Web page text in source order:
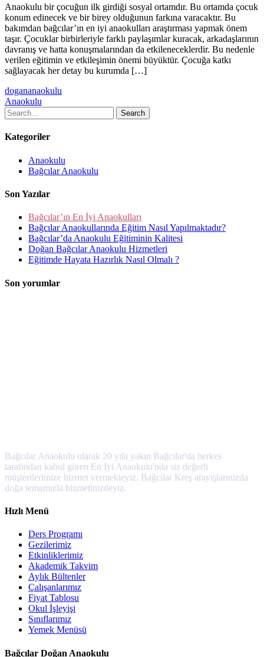
Anaokulu bir çocuğun ilk girdiği sosyal ortamdır. Bu ortamda çocuk
konum edinecek ve bir birey olduğunun farkına varacaktır. Bu
bakımdan bağcılar’ın en iyi anaokulları araştırması yapmak önem
taşır. Çocuklar birbirleriyle farklı paylaşımlar kuracak, arkadaşlarının
davranış ve hatta konuşmalarından da etkileneceklerdir. Bu nedenle
verilen eğitimin ve etkileşimin önemi büyüktür. Çocuğa katkı
sağlayacak her detay bu kurumda […]
dogananaokulu
Anaokulu
Search
Kategoriler
Anaokulu
Bağcılar Anaokulu
Son Yazılar
Bağcılar’ın En İyi Anaokulları
Bağcılar Anaokullarında Eğitim Nasıl Yapılmaktadır?
Bağcılar’da Anaokulu Eğitiminin Kalitesi
Doğan Bağcılar Anaokulu Hizmetleri
Eğitimde Hayata Hazırlık Nasıl Olmalı ?
Son yorumlar
Bağcılar Anaokulu olarak 20 yıla yakın Bağcılar'da herkes
tarafından kabul gören En İyi Anaokulu'nda siz değerli
müşterilerimize hizmet vermekteyiz. Bağcılar Kreş arayışlarınızda
doğa temamızla hizmetinizdeyiz.
Hızlı Menü
Ders Programı
Gezilerimiz
Etkinliklerimiz
Akademik Takvim
Aylık Bültenler
Çalışanlarımız
Fiyat Tablosu
Okul İşleyişi
Sınıflarımız
Yemek Menüsü
Bağcılar Doğan Anaokulu